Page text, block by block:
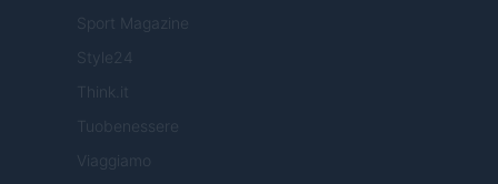
Sport Magazine
Style24
Think.it
Tuobenessere
Viaggiamo